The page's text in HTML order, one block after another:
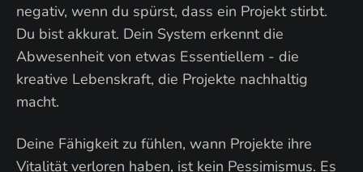
negativ, wenn du spürst, dass ein Projekt stirbt.
Du bist akkurat. Dein System erkennt die
Abwesenheit von etwas Essentiellem - die
kreative Lebenskraft, die Projekte nachhaltig
macht.
Deine Fähigkeit zu fühlen, wann Projekte ihre
Vitalität verloren haben, ist kein Pessimismus. Es